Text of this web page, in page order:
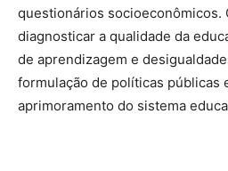
questionários socioeconômicos.
diagnosticar a qualidade da
de aprendizagem e
formulação de políticas públicas
aprimoramento do sistema